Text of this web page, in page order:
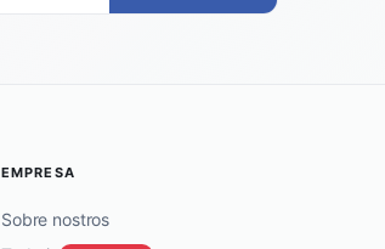
EMPRESA
Sobre nostros